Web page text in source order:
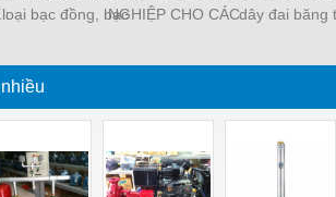
:
bạc đồng, bạc
cao.
NGHIỆP CHO CÁC
NHIỆT ĐIỆN.
dây đai băng